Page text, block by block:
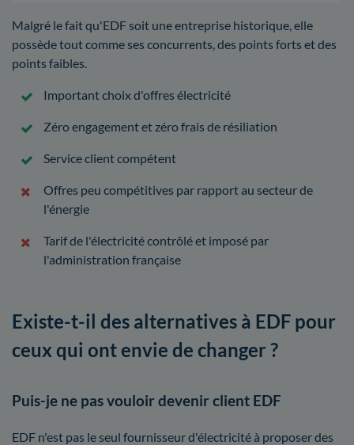
Malgré le fait qu'EDF soit une entreprise historique, elle
possède tout comme ses concurrents, des points forts et des
points faibles.
Important choix d'offres électricité
Zéro engagement et zéro frais de résiliation
Service client compétent
Offres peu compétitives par rapport au secteur de
l'énergie
Tarif de l'électricité contrôlé et imposé par
l'administration française
Existe-t-il des alternatives à EDF pour
ceux qui ont envie de changer ?
Puis-je ne pas vouloir devenir client EDF
EDF n'est pas le seul fournisseur d'électricité à proposer des